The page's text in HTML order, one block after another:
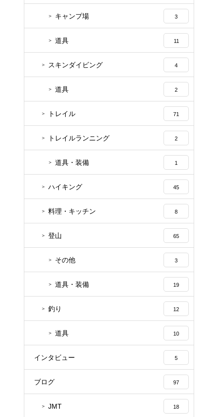
キャンプ場 3
道具 11
スキンダイビング 4
道具 2
トレイル 71
トレイルランニング 2
道具・装備 1
ハイキング 45
料理・キッチン 8
登山 65
その他 3
道具・装備 19
釣り 12
道具 10
インタビュー 5
ブログ 97
JMT 18